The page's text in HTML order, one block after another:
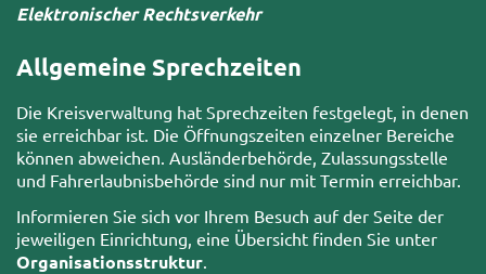
Elektronischer Rechtsverkehr
Allgemeine Sprechzeiten
Die Kreisverwaltung hat Sprechzeiten festgelegt, in denen
sie erreichbar ist. Die Öffnungszeiten einzelner Bereiche
können abweichen. Ausländerbehörde, Zulassungsstelle
und Fahrerlaubnisbehörde sind nur mit Termin erreichbar.
Informieren Sie sich vor Ihrem Besuch auf der Seite der
jeweiligen Einrichtung, eine Übersicht finden Sie unter
Organisationsstruktur